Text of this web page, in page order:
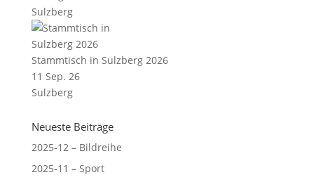
Sulzberg
Stammtisch in Sulzberg 2026
11 Sep. 26
Sulzberg
Neueste Beiträge
2025-12 – Bildreihe
2025-11 – Sport